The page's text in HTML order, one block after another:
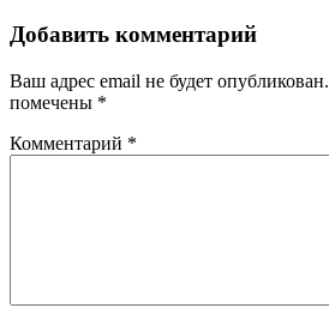
Добавить комментарий
Ваш адрес email не будет опубликован.
помечены *
Комментарий *